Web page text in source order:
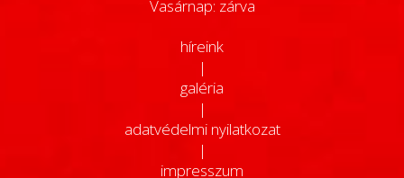
Vasárnap: zárva
híreink
|
galéria
|
adatvédelmi nyilatkozat
|
impresszum